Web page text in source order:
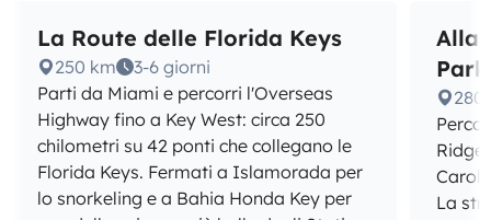
La Route delle Florida Keys
250 km
3-6 giorni
Parti da Miami e percorri l'Overseas
Highway fino a Key West: circa 250
chilometri su 42 ponti che collegano le
Florida Keys. Fermati a Islamorada per
lo snorkeling e a Bahia Honda Key per
Alla
280
Ridge
La